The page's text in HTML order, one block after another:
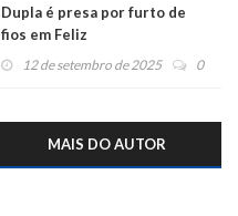
Dupla é presa por furto de
fios em Feliz
12 de setembro de 2025 0
MAIS DO AUTOR